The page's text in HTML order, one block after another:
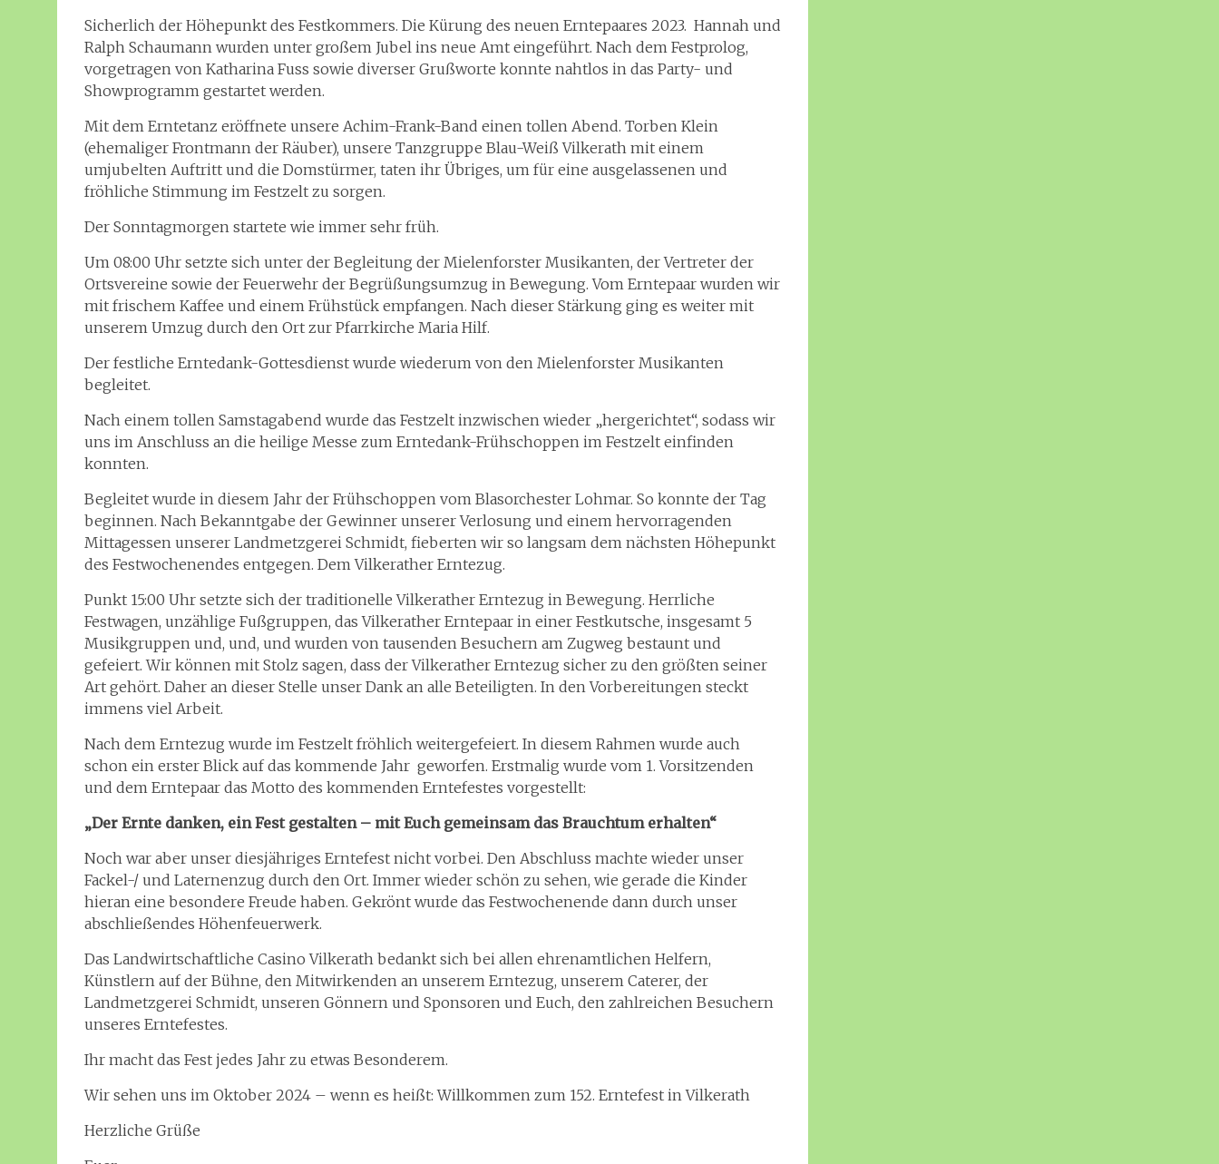
Sicherlich der Höhepunkt des Festkommers. Die Kürung des neuen Erntepaares 2023. Hannah und
Ralph Schaumann wurden unter großem Jubel ins neue Amt eingeführt. Nach dem Festprolog,
vorgetragen von Katharina Fuss sowie diverser Grußworte konnte nahtlos in das Party- und
Showprogramm gestartet werden.
Mit dem Erntetanz eröffnete unsere Achim-Frank-Band einen tollen Abend. Torben Klein
(ehemaliger Frontmann der Räuber), unsere Tanzgruppe Blau-Weiß Vilkerath mit einem
umjubelten Auftritt und die Domstürmer, taten ihr Übriges, um für eine ausgelassenen und
fröhliche Stimmung im Festzelt zu sorgen.
Der Sonntagmorgen startete wie immer sehr früh.
Um 08:00 Uhr setzte sich unter der Begleitung der Mielenforster Musikanten, der Vertreter der
Ortsvereine sowie der Feuerwehr der Begrüßungsumzug in Bewegung. Vom Erntepaar wurden wir
mit frischem Kaffee und einem Frühstück empfangen. Nach dieser Stärkung ging es weiter mit
unserem Umzug durch den Ort zur Pfarrkirche Maria Hilf.
Der festliche Erntedank-Gottesdienst wurde wiederum von den Mielenforster Musikanten
begleitet.
Nach einem tollen Samstagabend wurde das Festzelt inzwischen wieder „hergerichtet“, sodass wir
uns im Anschluss an die heilige Messe zum Erntedank-Frühschoppen im Festzelt einfinden
konnten.
Begleitet wurde in diesem Jahr der Frühschoppen vom Blasorchester Lohmar. So konnte der Tag
beginnen. Nach Bekanntgabe der Gewinner unserer Verlosung und einem hervorragenden
Mittagessen unserer Landmetzgerei Schmidt, fieberten wir so langsam dem nächsten Höhepunkt
des Festwochenendes entgegen. Dem Vilkerather Erntezug.
Punkt 15:00 Uhr setzte sich der traditionelle Vilkerather Erntezug in Bewegung. Herrliche
Festwagen, unzählige Fußgruppen, das Vilkerather Erntepaar in einer Festkutsche, insgesamt 5
Musikgruppen und, und, und wurden von tausenden Besuchern am Zugweg bestaunt und
gefeiert. Wir können mit Stolz sagen, dass der Vilkerather Erntezug sicher zu den größten seiner
Art gehört. Daher an dieser Stelle unser Dank an alle Beteiligten. In den Vorbereitungen steckt
immens viel Arbeit.
Nach dem Erntezug wurde im Festzelt fröhlich weitergefeiert. In diesem Rahmen wurde auch
schon ein erster Blick auf das kommende Jahr geworfen. Erstmalig wurde vom 1. Vorsitzenden
und dem Erntepaar das Motto des kommenden Erntefestes vorgestellt:
„Der Ernte danken, ein Fest gestalten – mit Euch gemeinsam das Brauchtum erhalten“
Noch war aber unser diesjähriges Erntefest nicht vorbei. Den Abschluss machte wieder unser
Fackel-/ und Laternenzug durch den Ort. Immer wieder schön zu sehen, wie gerade die Kinder
hieran eine besondere Freude haben. Gekrönt wurde das Festwochenende dann durch unser
abschließendes Höhenfeuerwerk.
Das Landwirtschaftliche Casino Vilkerath bedankt sich bei allen ehrenamtlichen Helfern,
Künstlern auf der Bühne, den Mitwirkenden an unserem Erntezug, unserem Caterer, der
Landmetzgerei Schmidt, unseren Gönnern und Sponsoren und Euch, den zahlreichen Besuchern
unseres Erntefestes.
Ihr macht das Fest jedes Jahr zu etwas Besonderem.
Wir sehen uns im Oktober 2024 – wenn es heißt: Willkommen zum 152. Erntefest in Vilkerath
Herzliche Grüße